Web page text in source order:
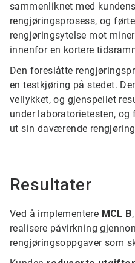
sammenliknet med
rengjøringsprosess, og
rengjøringsytelse mot
innenfor en kortere
Den foreslåtte
en testkjøring på stedet.
vellykket, og gjenspeilet
under laboratorietesten,
ut sin daværende
Resultater
Ved å implementere MCL B
realisere påvirkning
rengjøringsoppgaver som